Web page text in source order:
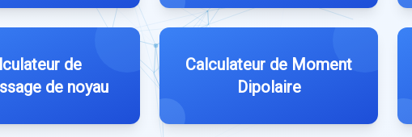
de
de noyau
Calculateur de Moment
Dipolaire